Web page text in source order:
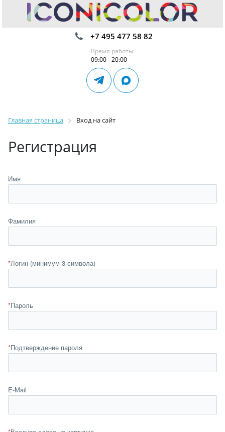
+7 495 477 58 82
Время работы:
09:00 - 20:00
Главная страница Вход на сайт
Регистрация
Имя
Фамилия
*Логин (минимум 3 символа)
*Пароль
*Подтверждение пароля
E-Mail